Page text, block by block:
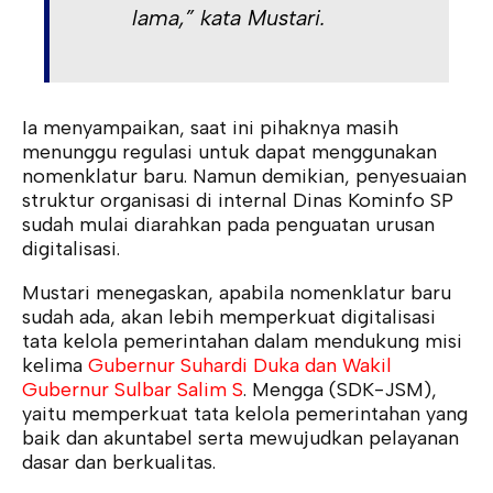
lama,” kata Mustari.
Ia menyampaikan, saat ini pihaknya masih
menunggu regulasi untuk dapat menggunakan
nomenklatur baru. Namun demikian, penyesuaian
struktur organisasi di internal Dinas Kominfo SP
sudah mulai diarahkan pada penguatan urusan
digitalisasi.
Mustari menegaskan, apabila nomenklatur baru
sudah ada, akan lebih memperkuat digitalisasi
tata kelola pemerintahan dalam mendukung misi
kelima Gubernur Suhardi Duka dan Wakil
Gubernur Sulbar Salim S. Mengga (SDK-JSM),
yaitu memperkuat tata kelola pemerintahan yang
baik dan akuntabel serta mewujudkan pelayanan
dasar dan berkualitas.